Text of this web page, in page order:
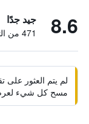
8.6 جيد جدًا
471 من التقييمات تم التحقق منها
لم يتم العثور على
مسح كل شيء لعرض